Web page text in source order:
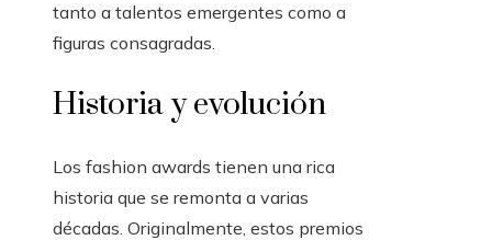
tanto a talentos emergentes como a
figuras consagradas.
Historia y evolución
Los fashion awards tienen una rica
historia que se remonta a varias
décadas. Originalmente, estos premios